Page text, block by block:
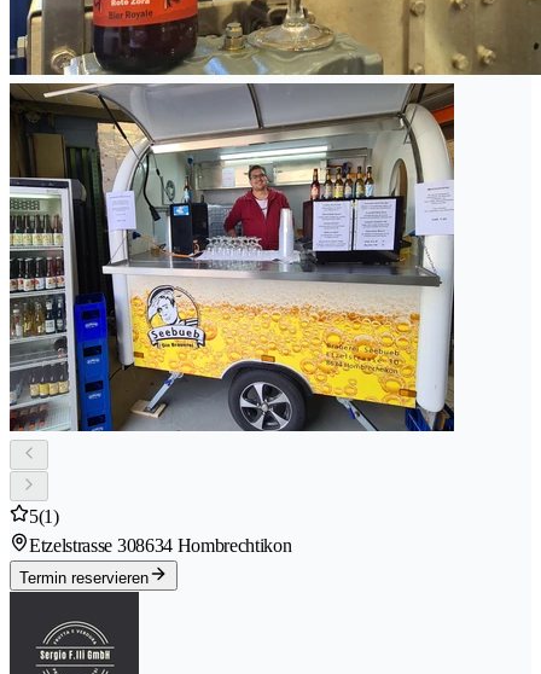
5(1)
Etzelstrasse 308634 Hombrechtikon
Termin reservieren